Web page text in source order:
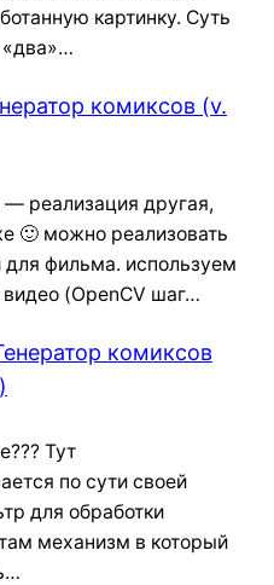
картинку. Суть
комиксов (v.
— реализация другая,
🙂 можно реализовать
для фильма. используем
(OpenCV шаг…
комиксов
Тут
по сути своей
для обработки
механизм в который